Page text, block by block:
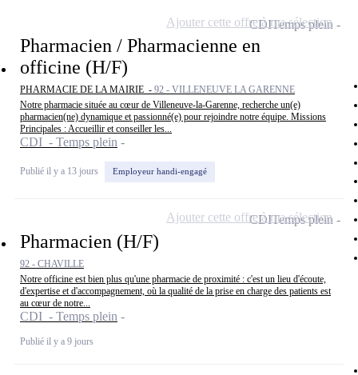
Pharmacien / Pharmacienne en
officine (H/F)
PHARMACIE DE LA MAIRIE - 92 - VILLENEUVE LA GARENNE
Notre pharmacie située au cœur de Villeneuve-la-Garenne, recherche un(e)
pharmacien(ne) dynamique et passionné(e) pour rejoindre notre équipe. Missions
Principales : Accueillir et conseiller les...
CDI - Temps plein
Publié il y a 13 jours Employeur handi-engagé
CDITemps plein
Ajouter cette offre à ma sélection
Pharmacien (H/F)
92 - CHAVILLE
Notre officine est bien plus qu'une pharmacie de proximité : c'est un lieu d'écoute,
d'expertise et d'accompagnement, où la qualité de la prise en charge des patients est
au cœur de notre...
CDI - Temps plein
Publié il y a 9 jours
CDITemps plein
Ajouter cette offre à ma sélection